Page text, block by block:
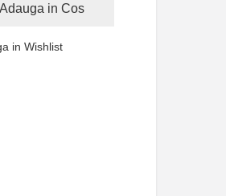
Adauga in Cos
in Wishlist